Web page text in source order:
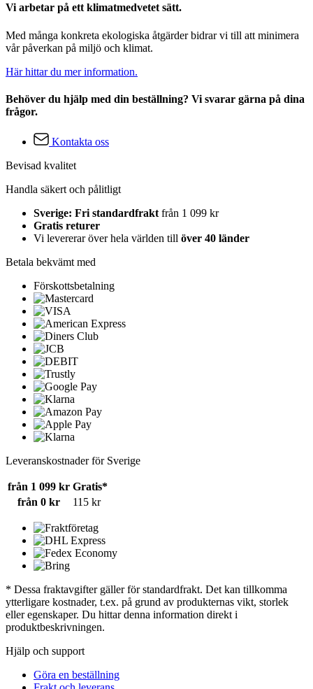
Vi arbetar på ett klimatmedvetet sätt.
Med många konkreta ekologiska åtgärder bidrar vi till att minimera
vår påverkan på miljö och klimat.
Här hittar du mer information.
Behöver du hjälp med din beställning? Vi svarar gärna på dina
frågor.
Kontakta oss
Bevisad kvalitet
Handla säkert och pålitligt
Sverige: Fri standardfrakt från 1 099 kr
Gratis returer
Vi levererar över hela världen till över 40 länder
Betala bekvämt med
Förskottsbetalning
Leveranskostnader för Sverige
från 1 099 kr Gratis*
från 0 kr
115 kr
* Dessa fraktavgifter gäller för standardfrakt. Det kan tillkomma
ytterligare kostnader, t.ex. på grund av produkternas vikt, storlek
eller egenskaper. Du hittar denna information direkt i
produktbeskrivningen.
Hjälp och support
Göra en beställning